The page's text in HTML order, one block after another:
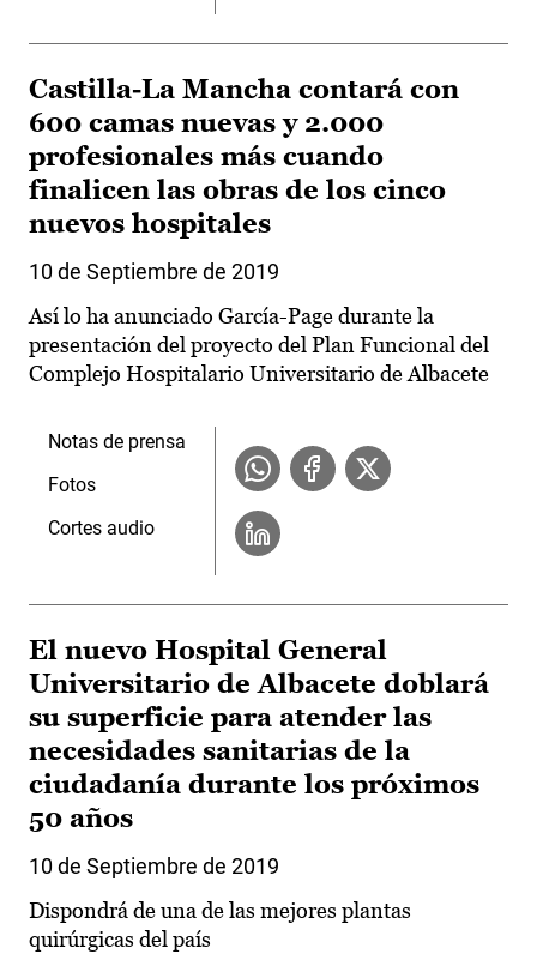
Castilla-La Mancha contará con
600 camas nuevas y 2.000
profesionales más cuando
finalicen las obras de los cinco
nuevos hospitales
10 de Septiembre de 2019
Así lo ha anunciado García-Page durante la
presentación del proyecto del Plan Funcional del
Complejo Hospitalario Universitario de Albacete
Notas de prensa
Fotos
Cortes audio
El nuevo Hospital General
Universitario de Albacete doblará
su superficie para atender las
necesidades sanitarias de la
ciudadanía durante los próximos
50 años
10 de Septiembre de 2019
Dispondrá de una de las mejores plantas
quirúrgicas del país